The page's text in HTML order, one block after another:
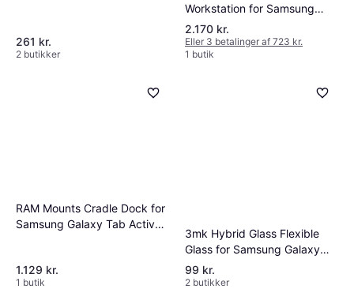
261 kr.
2 butikker
Workstation for Samsung
Galaxy Tab Active Pro
2.170 kr.
Eller 3 betalinger af 723 kr.
1 butik
RAM Mounts Cradle Dock for
Samsung Galaxy Tab Active
1.129 kr.
1 butik
3mk Hybrid Glass Flexible
Glass for Samsung Galaxy
Tab Active 5
99 kr.
2 butikker